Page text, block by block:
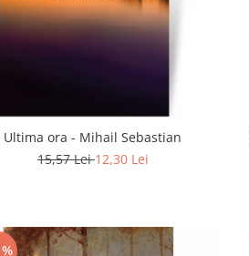
Ultima ora - Mihail Sebastian
15,57 Lei12,30 Lei